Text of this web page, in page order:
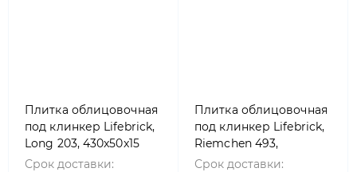
Плитка облицовочная
под клинкер Lifebrick,
Long 203, 430x50x15
Срок доставки:
Плитка облицовочная
под клинкер Lifebrick,
Riemchen 493,
280x50x15
Срок доставки: